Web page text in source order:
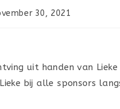
30, 2021
uit handen van
bij alle sponsors